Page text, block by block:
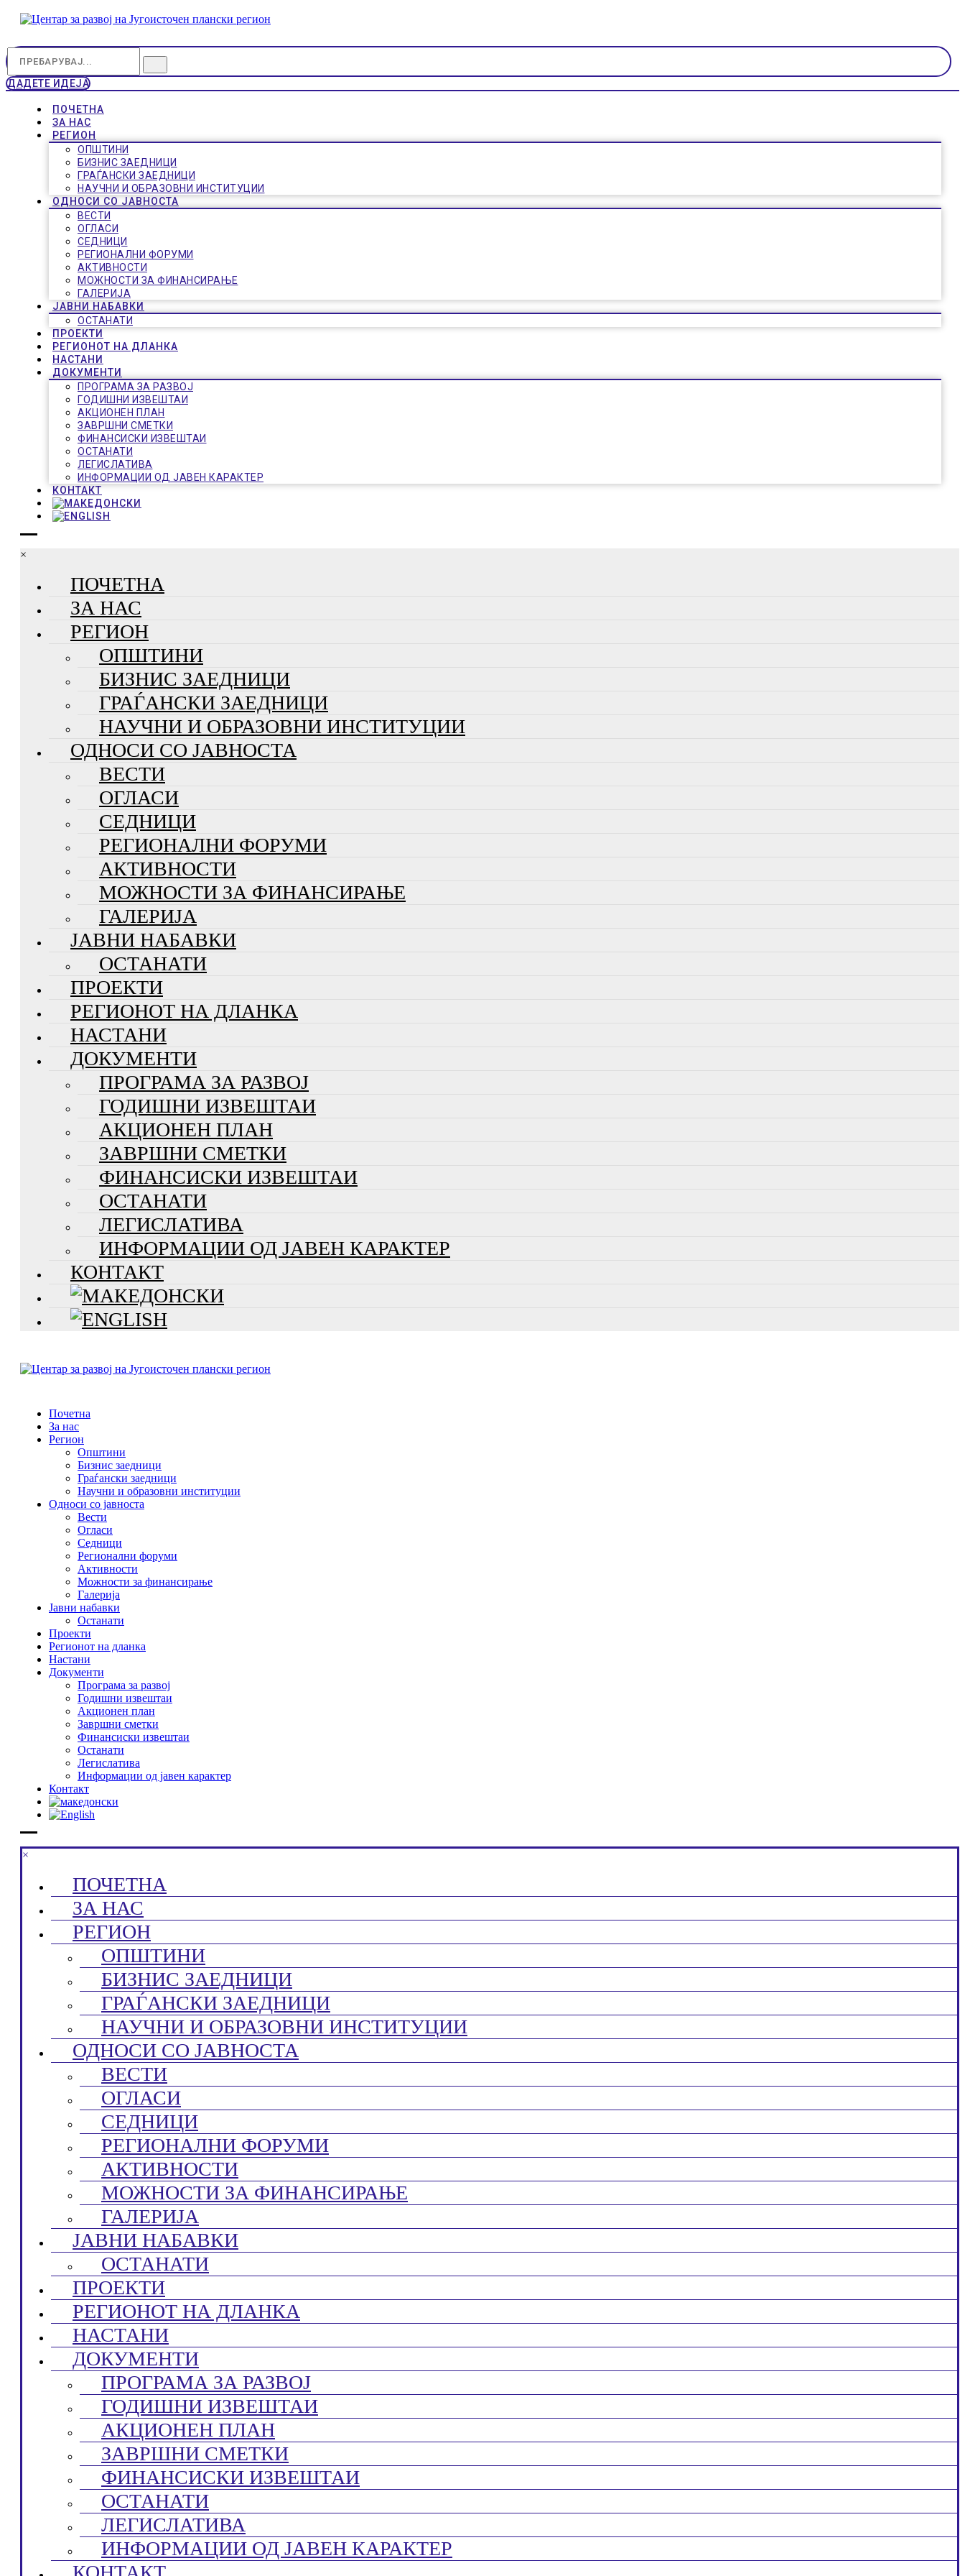
ДАДЕТЕ ИДЕЈА
ПОЧЕТНА
ЗА НАС
РЕГИОН
ОПШТИНИ
БИЗНИС ЗАЕДНИЦИ
ГРАЃАНСКИ ЗАЕДНИЦИ
НАУЧНИ И ОБРАЗОВНИ ИНСТИТУЦИИ
ОДНОСИ СО ЈАВНОСТА
ВЕСТИ
ОГЛАСИ
СЕДНИЦИ
РЕГИОНАЛНИ ФОРУМИ
АКТИВНОСТИ
МОЖНОСТИ ЗА ФИНАНСИРАЊЕ
ГАЛЕРИЈА
ЈАВНИ НАБАВКИ
ОСТАНАТИ
ПРОЕКТИ
РЕГИОНОТ НА ДЛАНКА
НАСТАНИ
ДОКУМЕНТИ
ПРОГРАМА ЗА РАЗВОЈ
ГОДИШНИ ИЗВЕШТАИ
АКЦИОНЕН ПЛАН
ЗАВРШНИ СМЕТКИ
ФИНАНСИСКИ ИЗВЕШТАИ
ОСТАНАТИ
ЛЕГИСЛАТИВА
ИНФОРМАЦИИ ОД ЈАВЕН КАРАКТЕР
КОНТАКТ
×
ПОЧЕТНА
ЗА НАС
РЕГИОН
ОПШТИНИ
БИЗНИС ЗАЕДНИЦИ
ГРАЃАНСКИ ЗАЕДНИЦИ
НАУЧНИ И ОБРАЗОВНИ ИНСТИТУЦИИ
ОДНОСИ СО ЈАВНОСТА
ВЕСТИ
ОГЛАСИ
СЕДНИЦИ
РЕГИОНАЛНИ ФОРУМИ
АКТИВНОСТИ
МОЖНОСТИ ЗА ФИНАНСИРАЊЕ
ГАЛЕРИЈА
ЈАВНИ НАБАВКИ
ОСТАНАТИ
ПРОЕКТИ
РЕГИОНОТ НА ДЛАНКА
НАСТАНИ
ДОКУМЕНТИ
ПРОГРАМА ЗА РАЗВОЈ
ГОДИШНИ ИЗВЕШТАИ
АКЦИОНЕН ПЛАН
ЗАВРШНИ СМЕТКИ
ФИНАНСИСКИ ИЗВЕШТАИ
ОСТАНАТИ
ЛЕГИСЛАТИВА
ИНФОРМАЦИИ ОД ЈАВЕН КАРАКТЕР
КОНТАКТ
Почетна
За нас
Регион
Општини
Бизнис заедници
Граѓански заедници
Научни и образовни институции
Односи со јавноста
Вести
Огласи
Седници
Регионални форуми
Активности
Можности за финансирање
Галерија
Јавни набавки
Останати
Проекти
Регионот на дланка
Настани
Документи
Програма за развој
Годишни извештаи
Акционен план
Завршни сметки
Финансиски извештаи
Останати
Легислатива
Информации од јавен карактер
Контакт
×
ПОЧЕТНА
ЗА НАС
РЕГИОН
ОПШТИНИ
БИЗНИС ЗАЕДНИЦИ
ГРАЃАНСКИ ЗАЕДНИЦИ
НАУЧНИ И ОБРАЗОВНИ ИНСТИТУЦИИ
ОДНОСИ СО ЈАВНОСТА
ВЕСТИ
ОГЛАСИ
СЕДНИЦИ
РЕГИОНАЛНИ ФОРУМИ
АКТИВНОСТИ
МОЖНОСТИ ЗА ФИНАНСИРАЊЕ
ГАЛЕРИЈА
ЈАВНИ НАБАВКИ
ОСТАНАТИ
ПРОЕКТИ
РЕГИОНОТ НА ДЛАНКА
НАСТАНИ
ДОКУМЕНТИ
ПРОГРАМА ЗА РАЗВОЈ
ГОДИШНИ ИЗВЕШТАИ
АКЦИОНЕН ПЛАН
ЗАВРШНИ СМЕТКИ
ФИНАНСИСКИ ИЗВЕШТАИ
ОСТАНАТИ
ЛЕГИСЛАТИВА
ИНФОРМАЦИИ ОД ЈАВЕН КАРАКТЕР